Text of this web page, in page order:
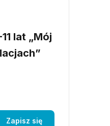
lat „Mój
Zapisz się